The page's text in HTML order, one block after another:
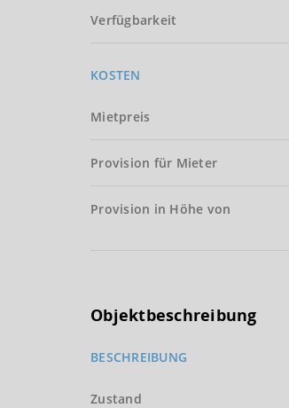
Verfügbarkeit
KOSTEN
Mietpreis
Provision für Mieter
Provision in Höhe von
Objektbeschreibung
BESCHREIBUNG
Zustand